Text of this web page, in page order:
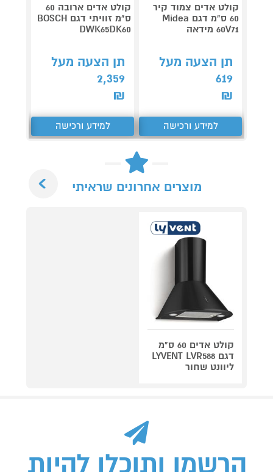
קולט אדים צמוד קיר
60 ס"מ דגם Midea
60V71 מידאה
תן הצעה מעל
619
₪
למידע ורכישה
קולט אדים ארובה 60
ס"מ זוויתי דגם BOSCH
DWK65DK60
תן הצעה מעל
2,359
₪
למידע ורכישה
מוצרים אחרונים שראיתי
קולט אדים 60 ס"מ
דגם LYVENT LVR588
ליוונט שחור
הרשמו ותוכלו להיות